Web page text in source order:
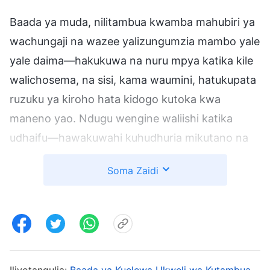
Baada ya muda, nilitambua kwamba mahubiri ya
wachungaji na wazee yalizungumzia mambo yale
yale daima—hakukuwa na nuru mpya katika kile
walichosema, na sisi, kama waumini, hatukupata
ruzuku ya kiroho hata kidogo kutoka kwa
maneno yao. Ndugu wengine waliishi katika
udhaifu—hawakuwahi kuhudhuria mikutano na
kuwafadhili. Baadhi ya ndugu wangesinzia katika
bidhaa na bima baada ya mikutano. Watu
wengine hata waliwasaidia wateuliwa wa kisiasa
kugombea cheo. Nilijiwazia, “Bado wewe ni
Soma Zaidi